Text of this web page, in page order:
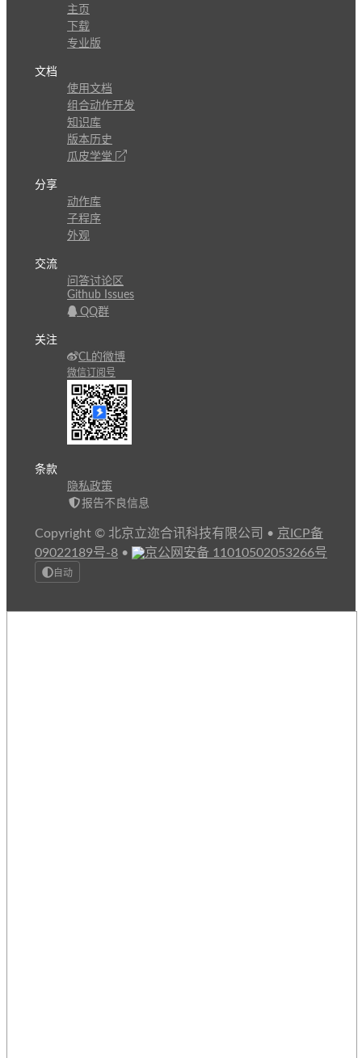
主页
下载
专业版
文档
使用文档
组合动作开发
知识库
版本历史
瓜皮学堂
分享
动作库
子程序
外观
交流
问答讨论区
Github Issues
QQ群
关注
CL的微博
微信订阅号
条款
隐私政策
报告不良信息
Copyright © 北京立迩合讯科技有限公司 • 京ICP备
09022189号-8 • 京公网安备 11010502053266号
自动